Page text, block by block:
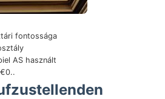
fontossága
AS használt